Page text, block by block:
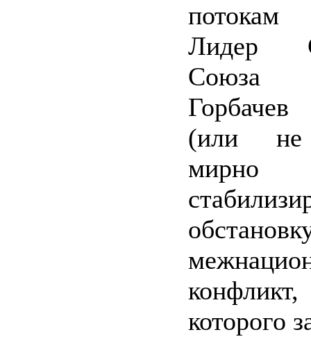
потокам
Лидер
Союза
(или не
мирно
которого